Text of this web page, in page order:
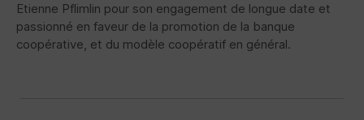
Etienne Pflimlin pour son engagement de longue date et
passionné en faveur de la promotion de la banque
coopérative, et du modèle coopératif en général.